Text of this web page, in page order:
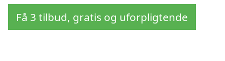
Få 3 tilbud, gratis og uforpligtende